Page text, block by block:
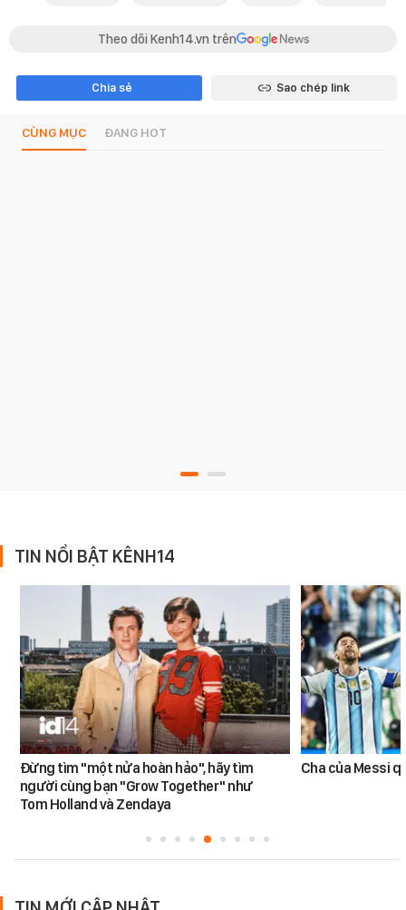
Theo dõi Kenh14.vn trên
Chia sẻ Sao chép link
CÙNG MỤC ĐANG HOT
TIN NỔI BẬT KÊNH14
Đừng tìm "một nửa hoàn hảo", hãy tìm
người cùng bạn "Grow Together" như
Tom Holland và Zendaya
Cha của Messi